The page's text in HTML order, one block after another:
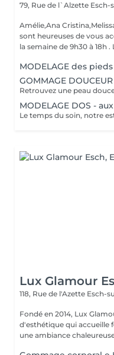
79, Rue de l`Alzette Esch-
Amélie,Ana
sont heureuses de vous
la semaine de 9h30 à 18h .
MODELAGE des pieds
GOMMAGE
MODELAGE DOS -
Le temps du soin, notre
Lux Glamour
118, Rue de l'Azette Esch-
Fondé en 2014, Lux
d'esthétique qui accueille
une ambiance